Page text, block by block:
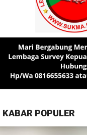
KABAR POPULER